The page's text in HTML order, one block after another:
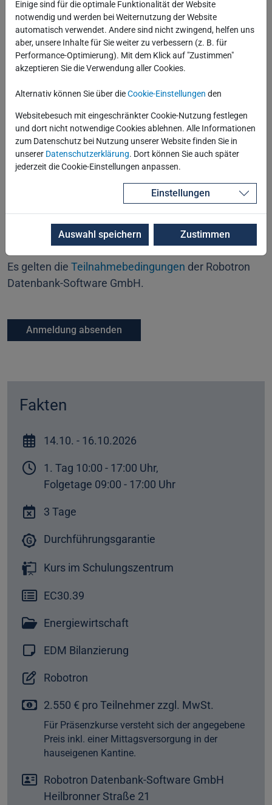
Telefon
Abteilung
Informationen zum Datenschutz und zum Umgang
mit Ihren personenbezogenen Daten finden Siehier.
Teilnahmebedingungen
Es gelten die Teilnahmebedingungen der Robotron
Datenbank-Software GmbH.
Fakten
14.10. - 16.10.2026
1. Tag 10:00 - 17:00 Uhr,
Folgetage 09:00 - 17:00 Uhr
3 Tage
Durchführungsgarantie
Kurs im Schulungszentrum
EC30.39
Energiewirtschaft
EDM Bilanzierung
Robotron
2.550 € pro Teilnehmer zzgl. MwSt.
Für Präsenzkurse versteht sich der angegebene
Preis inkl. einer Mittagsversorgung in der
hauseigenen Kantine.
Robotron Datenbank-Software GmbH
Heilbronner Straße 21
Einige sind für die optimale Funktionalität der Website
notwendig und werden bei Weiternutzung der Website
automatisch verwendet. Andere sind nicht zwingend, helfen uns
aber, unsere Inhalte für Sie weiter zu verbessern (z. B. für
Performance-Optimierung). Mit dem Klick auf "Zustimmen"
akzeptieren Sie die Verwendung aller Cookies.
Alternativ können Sie über dieCookie-Einstellungen den
Websitebesuch mit eingeschränkter Cookie-Nutzung festlegen
und dort nicht notwendige Cookies ablehnen. Alle Informationen
zum Datenschutz bei Nutzung unserer Website finden Sie in
unserer Datenschutzerklärung. Dort können Sie auch später
jederzeit die Cookie-Einstellungen anpassen.
Einstellungen
Auswahl speichern Zustimmen